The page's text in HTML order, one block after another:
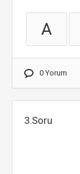
A
0 Yorum
3.Soru